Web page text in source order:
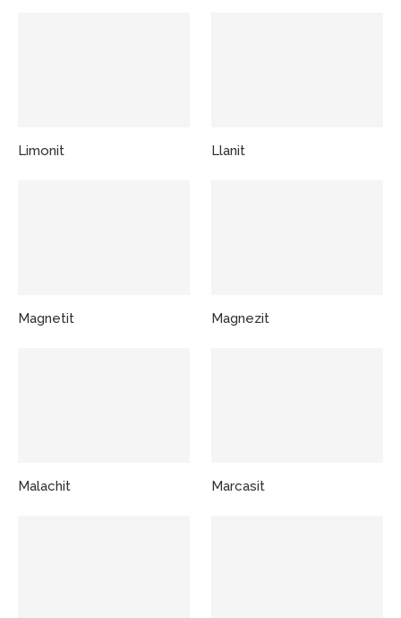
Limonit Llanit
Magnetit Magnezit
Malachit Marcasit